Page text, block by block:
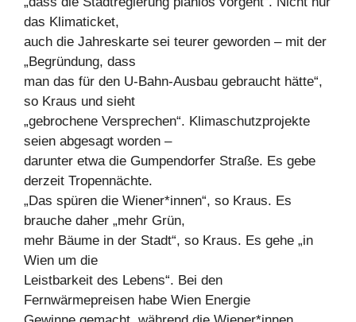
das Klimaticket,
auch die Jahreskarte sei teurer geworden – mit der
„Begründung, dass
man das für den U-Bahn-Ausbau gebraucht hätte“,
so Kraus und sieht
„gebrochene Versprechen“. Klimaschutzprojekte
seien abgesagt worden –
darunter etwa die Gumpendorfer Straße. Es gebe
derzeit Tropennächte.
„Das spüren die Wiener*innen“, so Kraus. Es
brauche daher „mehr Grün,
mehr Bäume in der Stadt“, so Kraus. Es gehe „in
Wien um die
Leistbarkeit des Lebens“. Bei den
Fernwärmepreisen habe Wien Energie